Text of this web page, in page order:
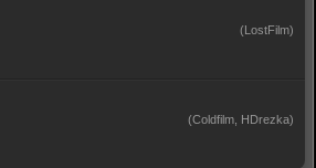
(LostFilm)
(Coldfilm, HDrezka)